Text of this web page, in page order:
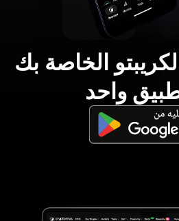
الخاصة بك
واحد